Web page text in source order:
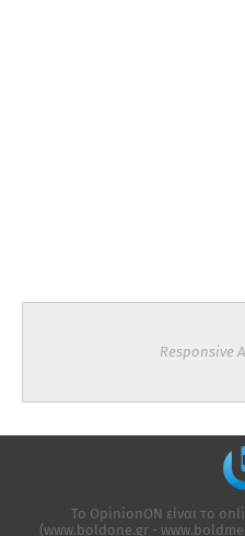
Responsive
Το OpinionON είναι το
(www.boldone.gr -